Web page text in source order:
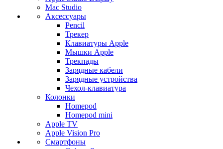
Mac Studio
Аксессуары
Pencil
Трекер
Клавиатуры Apple
Мышки Apple
Трекпады
Зарядные кабели
Зарядные устройства
Чехол-клавиатура
Колонки
Homepod
Homepod mini
Apple TV
Apple Vision Pro
Смартфоны